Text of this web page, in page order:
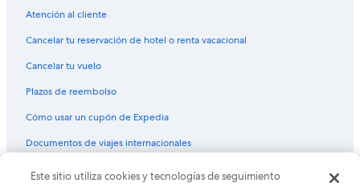
Atención al cliente
Cancelar tu reservación de hotel o renta vacacional
Cancelar tu vuelo
Plazos de reembolso
Cómo usar un cupón de Expedia
Documentos de viajes internacionales
© 2026 Expedia, Inc., una empresa de Expedia Group. Todos los
Este sitio utiliza cookies y tecnologías de seguimiento